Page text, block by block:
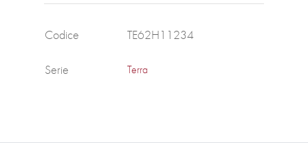
Codice TE62H11234
Serie Terra